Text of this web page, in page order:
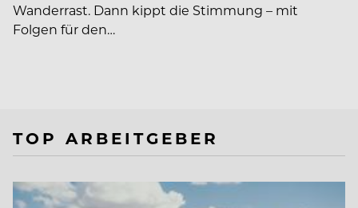
Wanderrast. Dann kippt die Stimmung – mit
Folgen für den…
TOP ARBEITGEBER